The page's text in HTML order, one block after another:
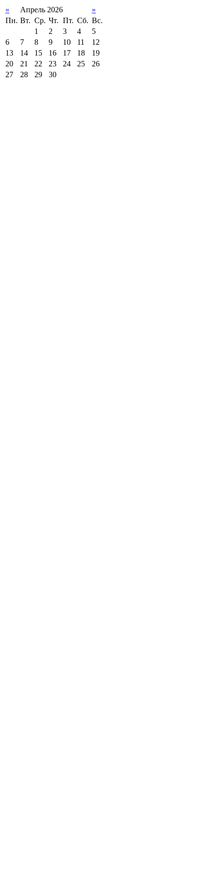
« Апрель 2026
»
Пн. Вт. Ср. Чт. Пт. Сб. Вс.
1
2 3 4
5
6
7 8 9 10 11
12
13
14 15 16 17 18
19
20
21 22 23 24 25
26
27
28 29 30